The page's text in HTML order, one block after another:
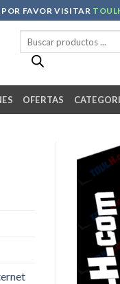
FAVOR VISITAR
productos
OFERTAS